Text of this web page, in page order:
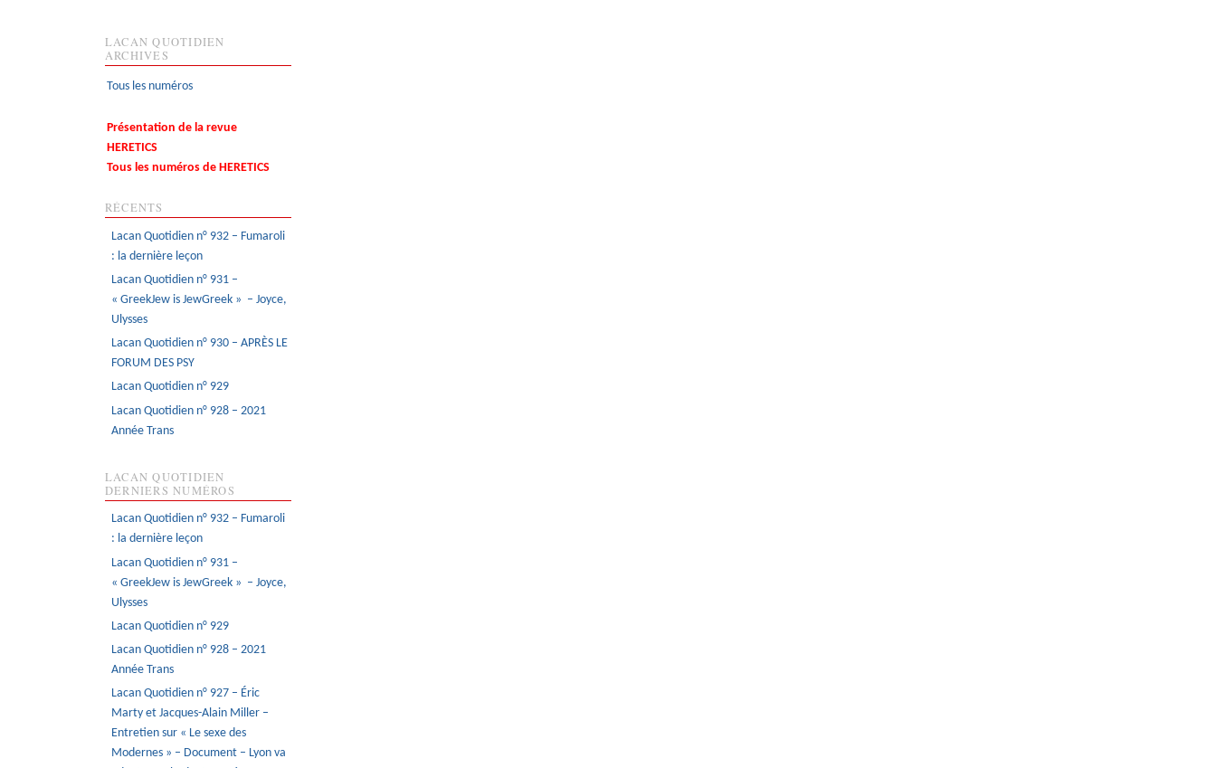
LACAN QUOTIDIEN
ARCHIVES
Tous les numéros
Présentation de la revue
HERETICS
Tous les numéros de HERETICS
RÉCENTS
Lacan Quotidien n° 932 – Fumaroli
: la dernière leçon
Lacan Quotidien n° 931 –
« GreekJew is JewGreek » – Joyce,
Ulysses
Lacan Quotidien n° 930 – APRÈS LE
FORUM DES PSY
Lacan Quotidien n° 929
Lacan Quotidien n° 928 – 2021
Année Trans
LACAN QUOTIDIEN
DERNIERS NUMÉROS
Lacan Quotidien n° 932 – Fumaroli
: la dernière leçon
Lacan Quotidien n° 931 –
« GreekJew is JewGreek » – Joyce,
Ulysses
Lacan Quotidien n° 929
Lacan Quotidien n° 928 – 2021
Année Trans
Lacan Quotidien n° 927 – Éric
Marty et Jacques-Alain Miller –
Entretien sur « Le sexe des
Modernes » – Document – Lyon va